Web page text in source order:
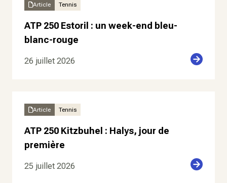
Article Tennis
ATP 250 Estoril : un week-end bleu-
blanc-rouge
26 juillet 2026
Article Tennis
ATP 250 Kitzbuhel : Halys, jour de
première
25 juillet 2026